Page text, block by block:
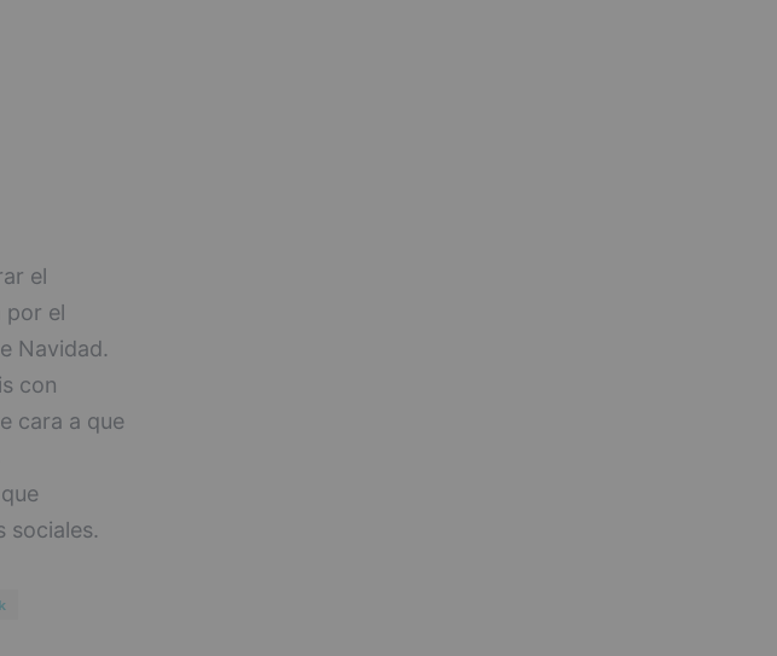
el
por el
Navidad.
con
cara a que
sociales.